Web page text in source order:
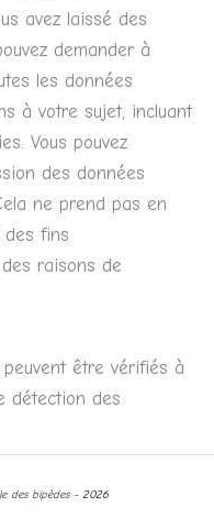
avez laissé des
demander à
les données
à votre sujet, incluant
Vous pouvez
des données
ne prend pas en
des fins
raisons de
être vérifiés à
détection des
des bipèdes - 2026